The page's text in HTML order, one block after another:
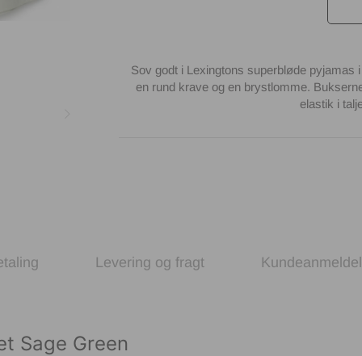
Sov godt i Lexingtons superbløde pyjamas
en rund krave og en brystlomme.
elastik i
Sage Green
Levering og fragt